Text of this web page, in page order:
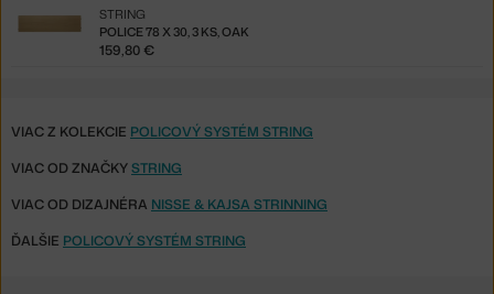
POLICE 78 X 30, 3 KS, OAK
STRING
159,80 €
VIAC Z KOLEKCIE POLICOVÝ SYSTÉM STRING
VIAC OD ZNAČKYSTRING
VIAC OD DIZAJNÉRA NISSE & KAJSA STRINNING
ĎALŠIE POLICOVÝ SYSTÉM STRING